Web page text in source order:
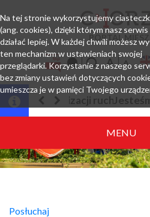
PORTAL
Jesteśmy w EZD
MENU
Posłuchaj
Na tej stronie wykorzystujemy
(ang. cookies), dzięki którym nasz serwis
działać lepiej. W każdej chwili możesz
ten mechanizm w ustawieniach swojej
przeglądarki. Korzystanie z naszego
bez zmiany ustawień dotyczących
umieszcza je w pamięci Twojego